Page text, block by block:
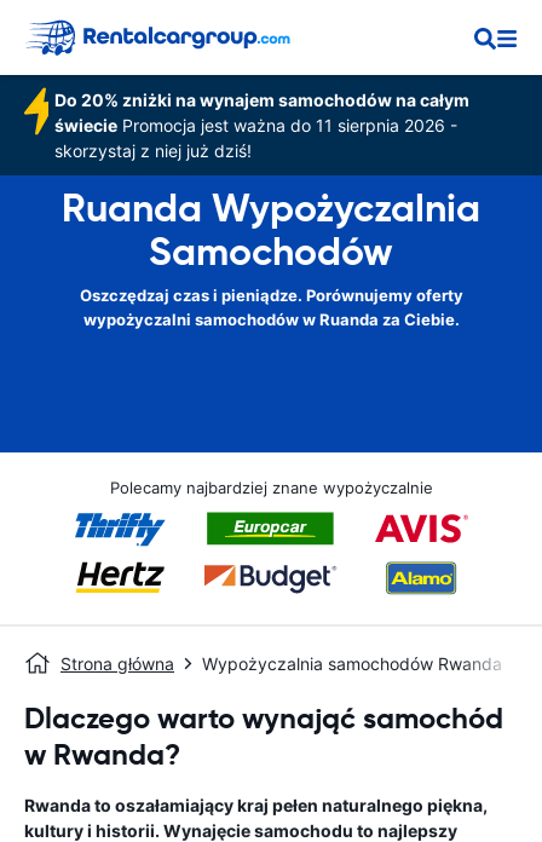
Do 20% zniżki na wynajem samochodów na całym
świeciePromocja jest ważna do 11 sierpnia 2026 -
skorzystaj z niej już dziś!
Ruanda Wypożyczalnia
Samochodów
Oszczędzaj czas i pieniądze. Porównujemy oferty
wypożyczalni samochodów w Ruanda za Ciebie.
Polecamy najbardziej znane wypożyczalnie
Strona główna Wypożyczalnia samochodów Rwanda
Dlaczego warto wynająć samochód
w Rwanda?
Rwanda to oszałamiający kraj pełen naturalnego piękna,
kultury i historii. Wynajęcie samochodu to najlepszy